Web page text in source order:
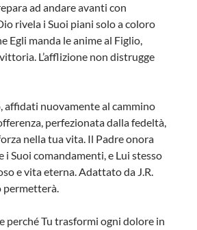
ad andare avanti con
rivela i Suoi piani solo a coloro
Egli manda le anime al Figlio,
L’afflizione non distrugge
affidati nuovamente al cammino
perfezionata dalla fedeltà,
nella tua vita. Il Padre onora
Suoi comandamenti, e Lui stesso
e vita eterna. Adattato da J.R.
permetterà.
perché Tu trasformi ogni dolore in